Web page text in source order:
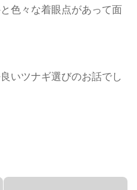
色々な着眼点があって面
いツナギ選びのお話でし